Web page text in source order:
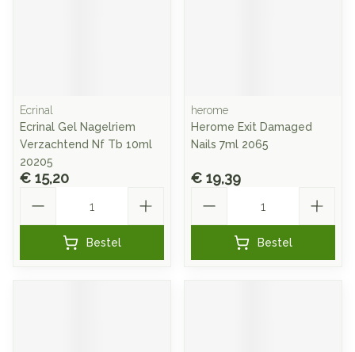
Ecrinal
Ecrinal Gel Nagelriem
Verzachtend Nf Tb 10ml
20205
€ 15,20
Bestel
herome
Herome Exit Damaged
Nails 7ml 2065
€ 19,39
Bestel